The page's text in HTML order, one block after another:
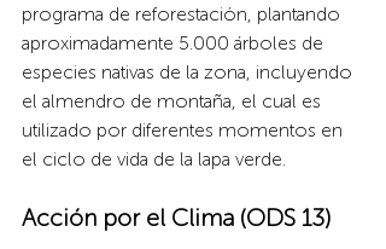
programa de reforestación, plantando
aproximadamente 5.000 árboles de
especies nativas de la zona, incluyendo
el almendro de montaña, el cual es
utilizado por diferentes momentos en
el ciclo de vida de la lapa verde.
Acción por el Clima (ODS 13)